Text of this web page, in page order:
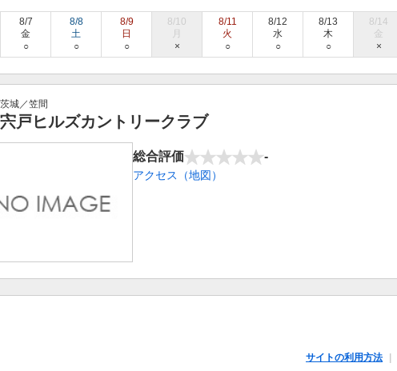
8/7
金
○
8/8
土
○
8/9
日
○
8/10
×
8/11
火
○
8/12
水
○
8/13
木
○
8/14
金
×
茨城／笠間
宍戸ヒルズカントリークラブ
総合評価 -
アクセス（地図）
サイトの利用方法